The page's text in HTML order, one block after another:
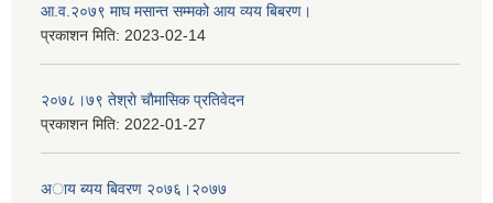
आ.व.२०७९ माघ मसान्त सम्मको आय व्यय बिबरण।
प्रकाशन मिति: 2023-02-14
२०७८।७९ तेश्राे चाैमासिक प्रतिवेदन
प्रकाशन मिति: 2022-01-27
अाय ब्यय बिवरण २०७६।२०७७